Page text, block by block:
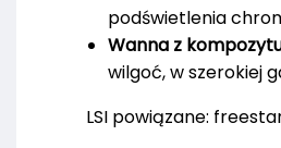
podświetlenia
Wanna z
wilgoć, w szerokiej
LSI powiązane: